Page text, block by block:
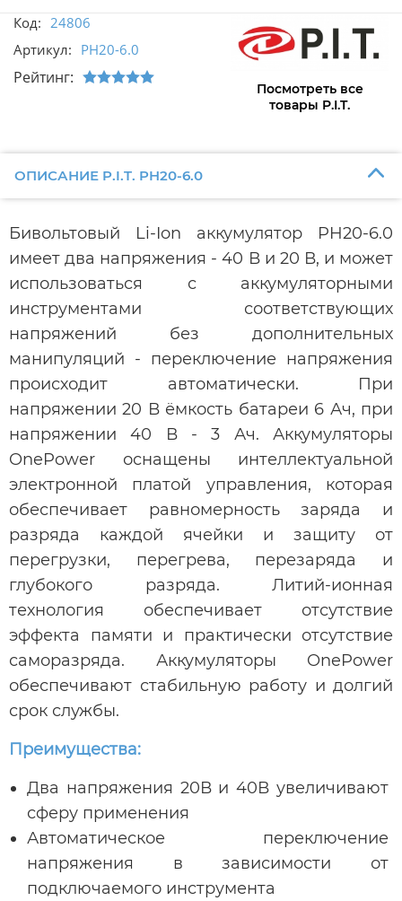
Код: 24806
Артикул: PH20-6.0
Рейтинг:
Посмотреть все
товары P.I.T.
ОПИСАНИЕ P.I.T. PH20-6.0
Бивольтовый Li-Ion аккумулятор PH20-6.0
имеет два напряжения - 40 В и 20 В, и может
использоваться с аккумуляторными
инструментами соответствующих
напряжений без дополнительных
манипуляций - переключение напряжения
происходит автоматически. При
напряжении 20 В ёмкость батареи 6 Ач, при
напряжении 40 В - 3 Ач. Аккумуляторы
OnePower оснащены интеллектуальной
электронной платой управления, которая
обеспечивает равномерность заряда и
разряда каждой ячейки и защиту от
перегрузки, перегрева, перезаряда и
глубокого разряда. Литий-ионная
технология обеспечивает отсутствие
эффекта памяти и практически отсутствие
саморазряда. Аккумуляторы OnePower
обеспечивают стабильную работу и долгий
срок службы.
Преимущества:
Два напряжения 20В и 40В увеличивают
сферу применения
Автоматическое переключение
напряжения в зависимости от
подключаемого инструмента